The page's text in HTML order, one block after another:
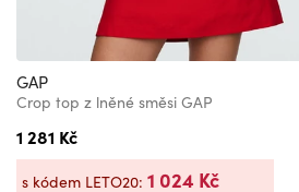
GAP
Crop top z lněné směsi GAP
1 281 Kč
s kódem LETO20: 1 024 Kč